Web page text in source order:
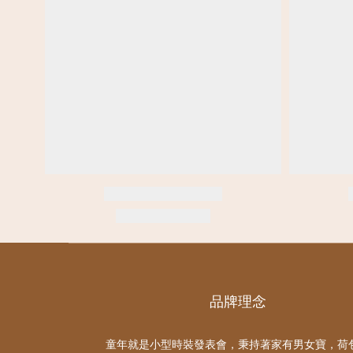
品牌理念
童年就是小型時裝發表會，秉持著家有男女寶，荷